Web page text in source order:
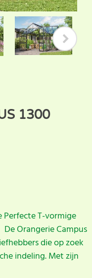
1300
Perfecte T-vormige
Orangerie Campus
die op zoek
indeling. Met zijn